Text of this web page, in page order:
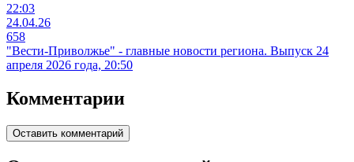
22:03
24.04.26
658
"Вести-Приволжье" - главные новости региона. Выпуск 24
апреля 2026 года, 20:50
Комментарии
Оставить комментарий